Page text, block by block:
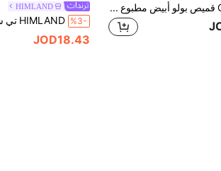
Calvornis قميص بولو أبيض مطبوع كاجوال عصري للرجال بمقاسات كبيرة، رسمي، للمناسبات HIMLAND
%3-
JOD18.43